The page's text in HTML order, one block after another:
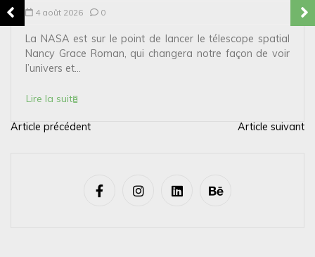
4 août 2026 0
La NASA est sur le point de lancer le télescope spatial
Nancy Grace Roman, qui changera notre façon de voir
l’univers et...
Lire la suite
N
Article précédent Article suivant